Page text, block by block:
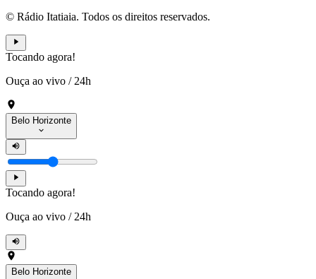
© Rádio Itatiaia. Todos os direitos reservados.
Tocando agora!
Ouça ao vivo / 24h
Belo Horizonte
Tocando agora!
Ouça ao vivo / 24h
Belo Horizonte